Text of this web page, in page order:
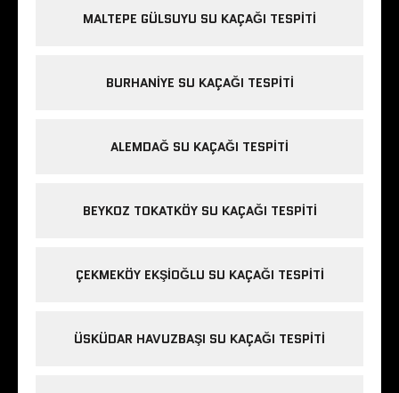
MALTEPE GÜLSUYU SU KAÇAĞI TESPITI
BURHANIYE SU KAÇAĞI TESPITI
ALEMDAĞ SU KAÇAĞI TESPITI
BEYKOZ TOKATKÖY SU KAÇAĞI TESPITI
ÇEKMEKÖY EKŞIOĞLU SU KAÇAĞI TESPITI
ÜSKÜDAR HAVUZBAŞI SU KAÇAĞI TESPITI